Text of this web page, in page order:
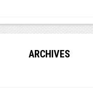
ARCHIVES